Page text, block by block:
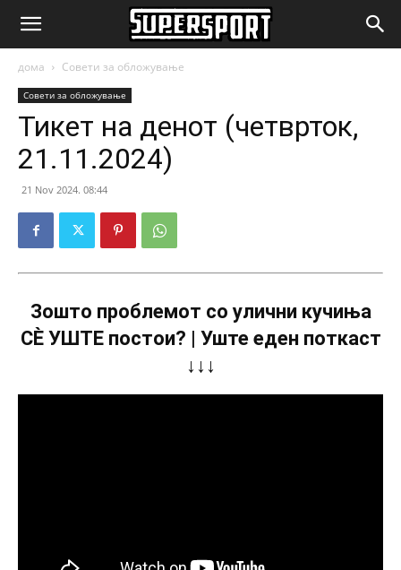
SuperSport.mk
дома Совети за обложување
Совети за обложување
Тикет на денот (четврток,
21.11.2024)
21 Nov 2024. 08:44
Зошто проблемот со улични кучиња
СÈ УШТЕ постои? | Уште еден поткаст
↓↓↓